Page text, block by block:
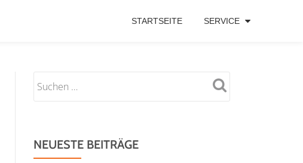
STARTSEITE SERVICE
NEUESTE BEITRÄGE